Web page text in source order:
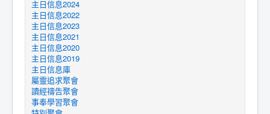
主日信息2024
主日信息2022
主日信息2023
主日信息2021
主日信息2020
主日信息2019
主日信息庫
屬靈追求聚會
讀經禱告聚會
事奉學習聚會